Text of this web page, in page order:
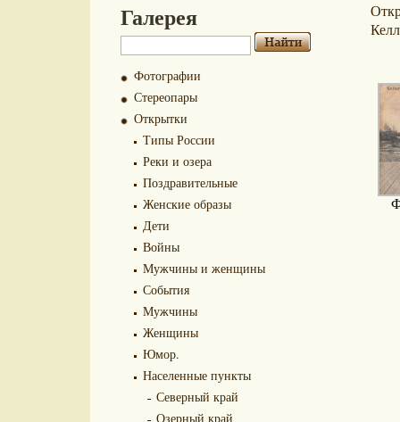
Галерея
Фотографии
Стереопары
Открытки
Типы России
Реки и озера
Поздравительные
Женские образы
Дети
Войны
Мужчины и женщины
События
Мужчины
Женщины
Юмор.
Населенные пункты
Северный край
Озерный край